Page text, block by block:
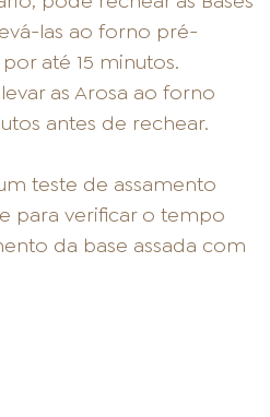
las ao forno pré-
até 15 minutos.
as Arosa ao forno
antes de rechear.
teste de assamento
para verificar o tempo
da base assada com